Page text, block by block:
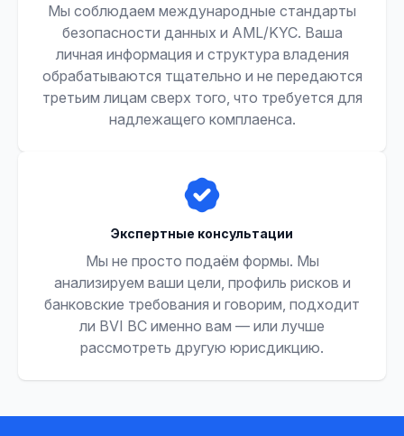
Мы соблюдаем международные стандарты
безопасности данных и AML/KYC. Ваша
личная информация и структура владения
обрабатываются тщательно и не передаются
третьим лицам сверх того, что требуется для
надлежащего комплаенса.
Экспертные консультации
Мы не просто подаём формы. Мы
анализируем ваши цели, профиль рисков и
банковские требования и говорим, подходит
ли BVI BC именно вам — или лучше
рассмотреть другую юрисдикцию.